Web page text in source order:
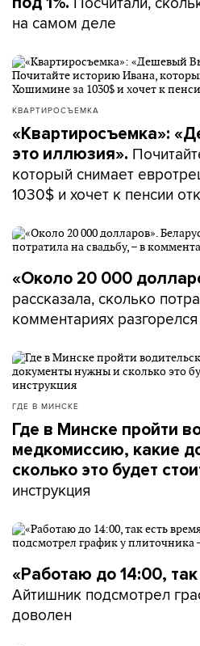
на самом деле
КВАРТИРОСЪЕМКА
«Квартиросъемка»:
это иллюзия».
который снимает
1030$ и хочет к пенсии
«Около 20 000
рассказала, сколько
комментариях
ГДЕ В МИНСКЕ
Где в Минске пройти
медкомиссию, какие
сколько это будет
инструкция
«Работаю до 14:00,
Айтишник подсмотрел
доволен